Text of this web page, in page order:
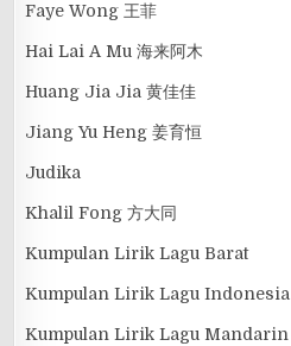
Faye Wong 王菲
Hai Lai A Mu 海来阿木
Huang Jia Jia 黄佳佳
Jiang Yu Heng 姜育恒
Judika
Khalil Fong 方大同
Kumpulan Lirik Lagu Barat
Kumpulan Lirik Lagu Indonesia
Kumpulan Lirik Lagu Mandarin